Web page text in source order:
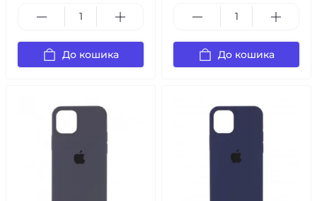
До кошика До кошика